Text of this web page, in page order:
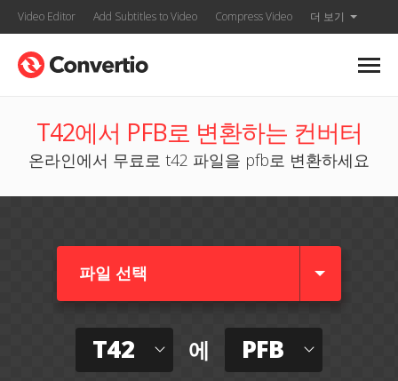
Video Editor Add Subtitles to Video Compress Video 더 보기
T42에서 PFB로 변환하는 컨버터
온라인에서 무료로 t42 파일을 pfb로 변환하세요
파일 선택
T42 에 PFB